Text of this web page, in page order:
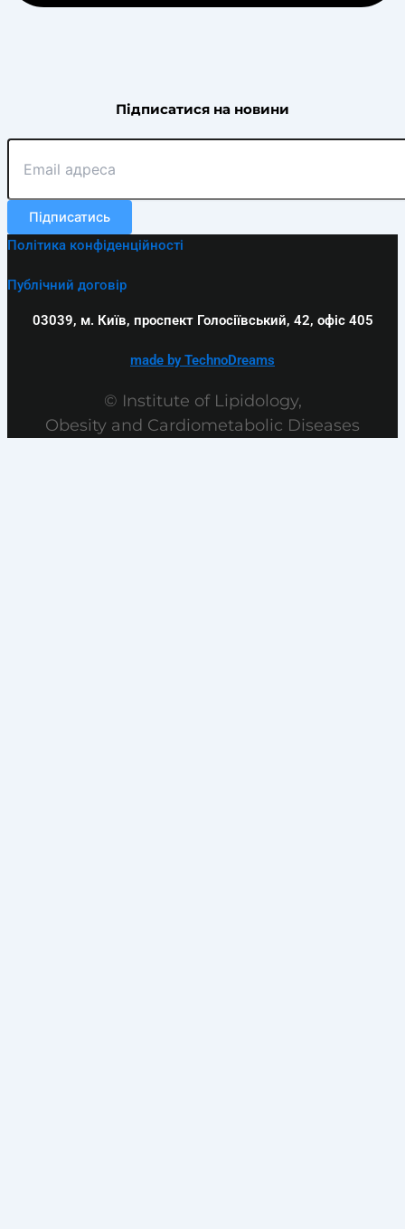
Підписатися на новини
Підписатись
Політика конфіденційності
Публічний договір
03039, м. Київ, проспект Голосіївський, 42, офіс 405
made by TechnoDreams
© Institute of Lipidology,
Obesity and Cardiometabolic Diseases